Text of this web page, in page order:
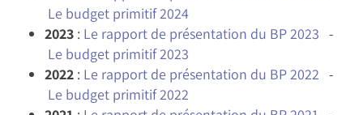
Le budget primitif 2024
2023 : Le rapport de présentation du BP 2023 -
Le budget primitif 2023
2022 : Le rapport de présentation du BP 2022 -
Le budget primitif 2022